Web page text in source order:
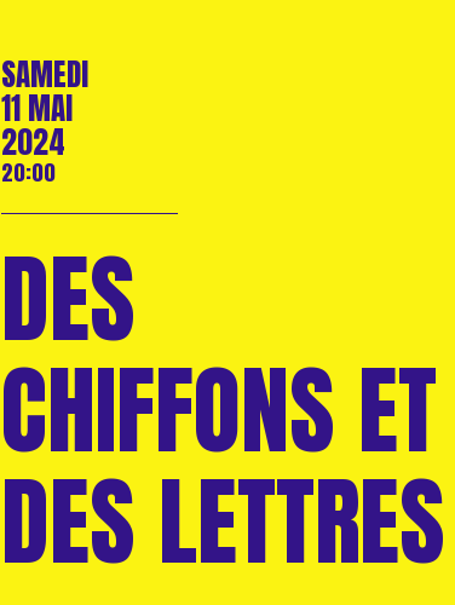
SAMEDI
11 MAI
2024
20:00
DES
CHIFFONS ET
DES LETTRES